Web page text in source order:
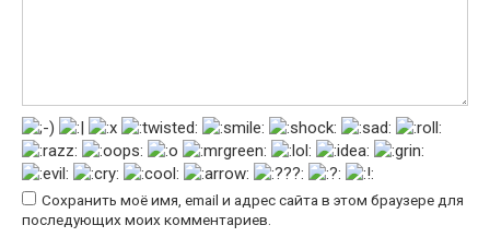
Сохранить моё имя, email и адрес сайта в этом браузере для
последующих моих комментариев.